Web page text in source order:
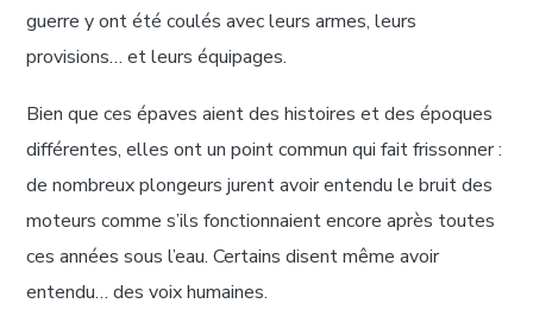
guerre y ont été coulés avec leurs armes, leurs
provisions… et leurs équipages.
Bien que ces épaves aient des histoires et des époques
différentes, elles ont un point commun qui fait frissonner :
de nombreux plongeurs jurent avoir entendu le bruit des
moteurs comme s’ils fonctionnaient encore après toutes
ces années sous l’eau. Certains disent même avoir
entendu… des voix humaines.